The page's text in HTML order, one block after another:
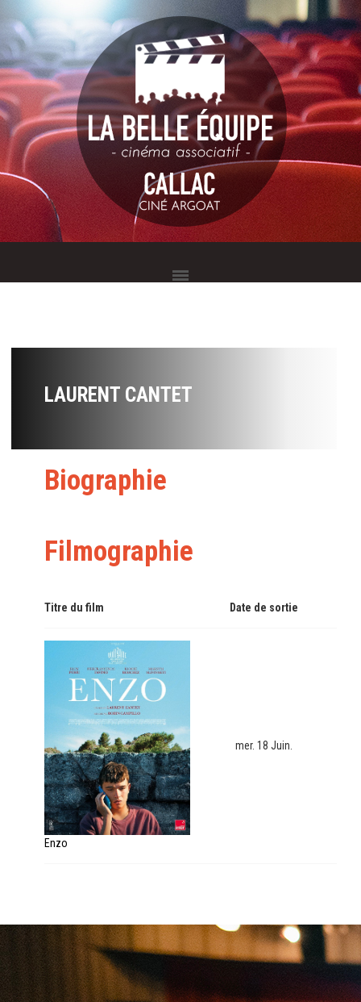
LAURENT CANTET
Biographie
Filmographie
Titre du film Date de sortie
Enzo
mer. 18 Juin.